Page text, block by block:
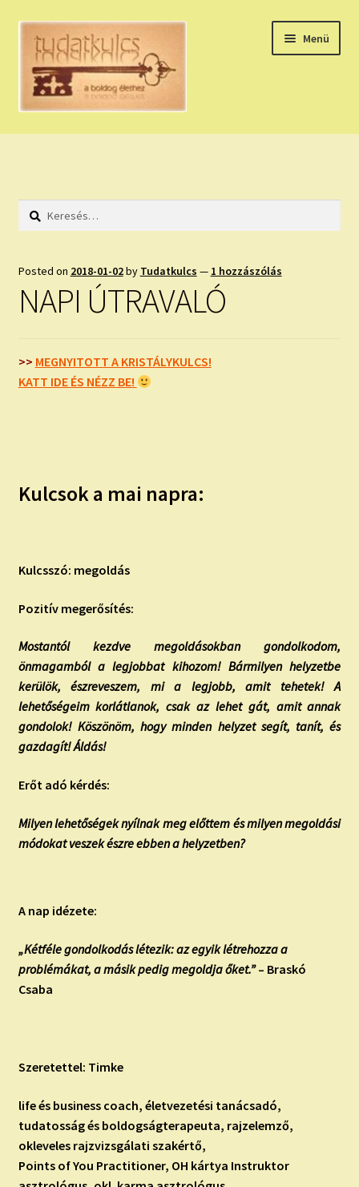
Ugrás
navigációhoz
Kilépés
tartalomba
Menü
HÚZZ EGY KÁRTYÁT!
HOLDNAPTÁR
NAPI ASZTROLÓGIA
ISMERJ MEG!
Keresés:
Posted on 2018-01-02by Tudatkulcs — 1 hozzászólás
NAPI ÚTRAVALÓ
>> MEGNYITOTT A KRISTÁLYKULCS!
KATT IDE ÉS NÉZZ BE!
Kulcsok a mai napra:
Kulcsszó: megoldás
Pozitív megerősítés:
Mostantól kezdve megoldásokban gondolkodom,
önmagamból a legjobbat kihozom! Bármilyen helyzetbe
kerülök, észreveszem, mi a legjobb, amit tehetek! A
lehetőségeim korlátlanok, csak az lehet gát, amit annak
gondolok! Köszönöm, hogy minden helyzet segít, tanít, és
gazdagít! Áldás!
Erőt adó kérdés:
Milyen lehetőségek nyílnak meg előttem és milyen megoldási
módokat veszek észre ebben a helyzetben?
A nap idézete:
„Kétféle gondolkodás létezik: az egyik létrehozza a
problémákat, a másik pedig megoldja őket.” – Braskó
Csaba
Szeretettel: Timke
life és business coach, életvezetési tanácsadó,
tudatosság és boldogságterapeuta, rajzelemző,
okleveles rajzvizsgálati szakértő,
Points of You Practitioner, OH kártya Instruktor